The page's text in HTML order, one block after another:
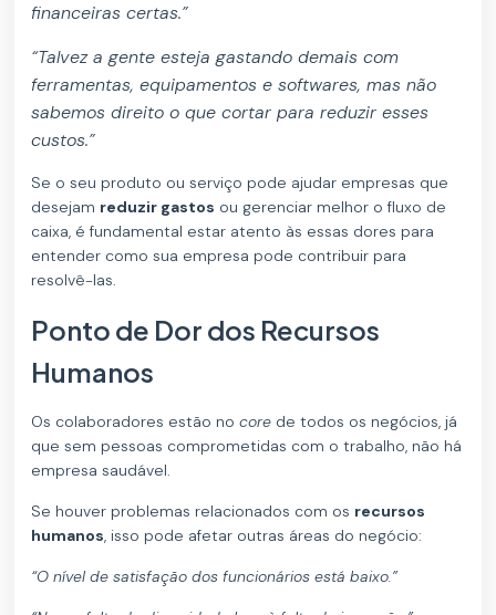
financeiras certas.”
“Talvez a gente esteja gastando demais com
ferramentas, equipamentos e softwares, mas não
sabemos direito o que cortar para reduzir esses
custos.”
Se o seu produto ou serviço pode ajudar empresas que
desejam reduzir gastos ou gerenciar melhor o fluxo de
caixa, é fundamental estar atento às essas dores para
entender como sua empresa pode contribuir para
resolvê-las.
Ponto de Dor dos Recursos
Humanos
Os colaboradores estão nocore de todos os negócios, já
que sem pessoas comprometidas com o trabalho, não há
empresa saudável.
Se houver problemas relacionados com os recursos
humanos, isso pode afetar outras áreas do negócio:
“O nível de satisfação dos funcionários está baixo.”